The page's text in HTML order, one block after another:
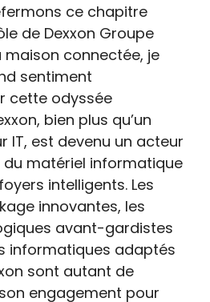
ce chapitre
de Dexxon Groupe
maison connectée, je
sentiment
cette odyssée
bien plus qu’un
IT, est devenu un acteur
matériel informatique
intelligents. Les
innovantes, les
avant-gardistes
informatiques adaptés
sont autant de
engagement pour